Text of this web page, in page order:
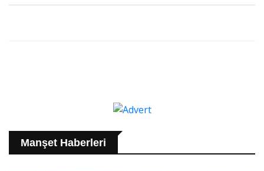
Manşet Haberleri